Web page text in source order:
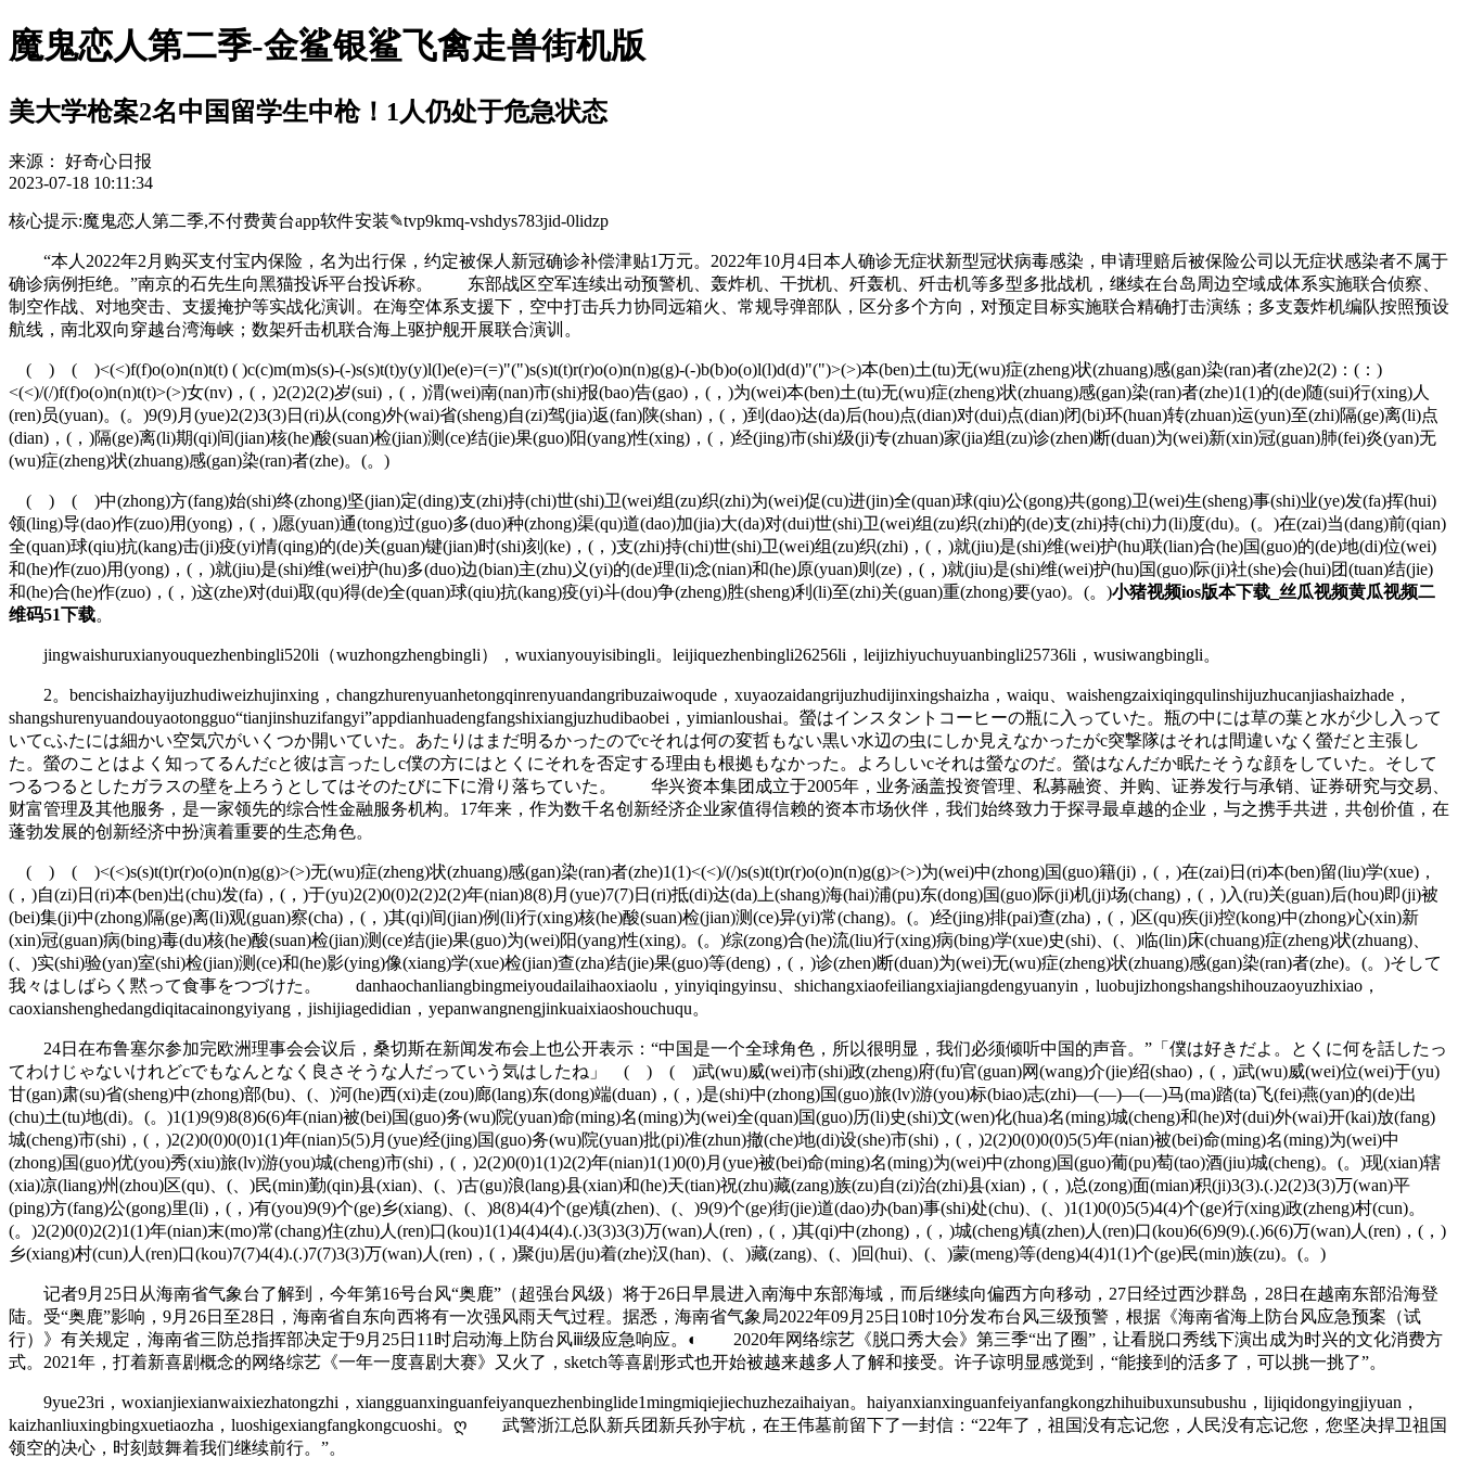
魔鬼恋人第二季-金鲨银鲨飞禽走兽街机版
美大学枪案2名中国留学生中枪！1人仍处于危急状态
来源：
好奇心日报
2023-07-18 10:11:34
核心提示:魔鬼恋人第二季,不付费黄台app软件安装✎tvp9kmq-vshdys783jid-0lidzp
“本人2022年2月购买支付宝内保险，名为出行保，约定被保人新冠确诊补偿津贴1万元。2022年10月4日本人确诊无症状新型冠状病毒感染，申请理赔后被保险公司以无症状感染者不属于
确诊病例拒绝。”南京的石先生向黑猫投诉平台投诉称。 东部战区空军连续出动预警机、轰炸机、干扰机、歼轰机、歼击机等多型多批战机，继续在台岛周边空域成体系实施联合侦察、
制空作战、对地突击、支援掩护等实战化演训。在海空体系支援下，空中打击兵力协同远箱火、常规导弹部队，区分多个方向，对预定目标实施联合精确打击演练；多支轰炸机编队按照预设
航线，南北双向穿越台湾海峡；数架歼击机联合海上驱护舰开展联合演训。
( ) ( )<(<)f(f)o(o)n(n)t(t) ( )c(c)m(m)s(s)-(-)s(s)t(t)y(y)l(l)e(e)=(=)"(")s(s)t(t)r(r)o(o)n(n)g(g)-(-)b(b)o(o)l(l)d(d)"(")>(>)本(ben)土(tu)无(wu)症(zheng)状(zhuang)感(gan)染(ran)者(zhe)2(2)：(：)
<(<)/(/)f(f)o(o)n(n)t(t)>(>)女(nv)，(，)2(2)2(2)岁(sui)，(，)渭(wei)南(nan)市(shi)报(bao)告(gao)，(，)为(wei)本(ben)土(tu)无(wu)症(zheng)状(zhuang)感(gan)染(ran)者(zhe)1(1)的(de)随(sui)行(xing)人
(ren)员(yuan)。(。)9(9)月(yue)2(2)3(3)日(ri)从(cong)外(wai)省(sheng)自(zi)驾(jia)返(fan)陕(shan)，(，)到(dao)达(da)后(hou)点(dian)对(dui)点(dian)闭(bi)环(huan)转(zhuan)运(yun)至(zhi)隔(ge)离(li)点
(dian)，(，)隔(ge)离(li)期(qi)间(jian)核(he)酸(suan)检(jian)测(ce)结(jie)果(guo)阳(yang)性(xing)，(，)经(jing)市(shi)级(ji)专(zhuan)家(jia)组(zu)诊(zhen)断(duan)为(wei)新(xin)冠(guan)肺(fei)炎(yan)无
(wu)症(zheng)状(zhuang)感(gan)染(ran)者(zhe)。(。)
( ) ( )中(zhong)方(fang)始(shi)终(zhong)坚(jian)定(ding)支(zhi)持(chi)世(shi)卫(wei)组(zu)织(zhi)为(wei)促(cu)进(jin)全(quan)球(qiu)公(gong)共(gong)卫(wei)生(sheng)事(shi)业(ye)发(fa)挥(hui)
领(ling)导(dao)作(zuo)用(yong)，(，)愿(yuan)通(tong)过(guo)多(duo)种(zhong)渠(qu)道(dao)加(jia)大(da)对(dui)世(shi)卫(wei)组(zu)织(zhi)的(de)支(zhi)持(chi)力(li)度(du)。(。)在(zai)当(dang)前(qian)
全(quan)球(qiu)抗(kang)击(ji)疫(yi)情(qing)的(de)关(guan)键(jian)时(shi)刻(ke)，(，)支(zhi)持(chi)世(shi)卫(wei)组(zu)织(zhi)，(，)就(jiu)是(shi)维(wei)护(hu)联(lian)合(he)国(guo)的(de)地(di)位(wei)
和(he)作(zuo)用(yong)，(，)就(jiu)是(shi)维(wei)护(hu)多(duo)边(bian)主(zhu)义(yi)的(de)理(li)念(nian)和(he)原(yuan)则(ze)，(，)就(jiu)是(shi)维(wei)护(hu)国(guo)际(ji)社(she)会(hui)团(tuan)结(jie)
和(he)合(he)作(zuo)，(，)这(zhe)对(dui)取(qu)得(de)全(quan)球(qiu)抗(kang)疫(yi)斗(dou)争(zheng)胜(sheng)利(li)至(zhi)关(guan)重(zhong)要(yao)。(。)小猪视频ios版本下载_丝瓜视频黄瓜视频二
维码51下载。
jingwaishuruxianyouquezhenbingli520li（wuzhongzhengbingli），wuxianyouyisibingli。leijiquezhenbingli26256li，leijizhiyuchuyuanbingli25736li，wusiwangbingli。
2。bencishaizhayijuzhudiweizhujinxing，changzhurenyuanhetongqinrenyuandangribuzaiwoqude，xuyaozaidangrijuzhudijinxingshaizha，waiqu、waishengzaixiqingqulinshijuzhucanjiashaizhade，
shangshurenyuandouyaotongguo“tianjinshuzifangyi”appdianhuadengfangshixiangjuzhudibaobei，yimianloushai。螢はインスタントコーヒーの瓶に入っていた。瓶の中には草の葉と水が少し入って
いてcふたには細かい空気穴がいくつか開いていた。あたりはまだ明るかったのでcそれは何の変哲もない黒い水辺の虫にしか見えなかったがc突撃隊はそれは間違いなく螢だと主張し
た。螢のことはよく知ってるんだcと彼は言ったしc僕の方にはとくにそれを否定する理由も根拠もなかった。よろしいcそれは螢なのだ。螢はなんだか眠たそうな顔をしていた。そして
つるつるとしたガラスの壁を上ろうとしてはそのたびに下に滑り落ちていた。 华兴资本集团成立于2005年，业务涵盖投资管理、私募融资、并购、证券发行与承销、证券研究与交易、
财富管理及其他服务，是一家领先的综合性金融服务机构。17年来，作为数千名创新经济企业家值得信赖的资本市场伙伴，我们始终致力于探寻最卓越的企业，与之携手共进，共创价值，在
蓬勃发展的创新经济中扮演着重要的生态角色。
( ) ( )<(<)s(s)t(t)r(r)o(o)n(n)g(g)>(>)无(wu)症(zheng)状(zhuang)感(gan)染(ran)者(zhe)1(1)<(<)/(/)s(s)t(t)r(r)o(o)n(n)g(g)>(>)为(wei)中(zhong)国(guo)籍(ji)，(，)在(zai)日(ri)本(ben)留(liu)学(xue)，
(，)自(zi)日(ri)本(ben)出(chu)发(fa)，(，)于(yu)2(2)0(0)2(2)2(2)年(nian)8(8)月(yue)7(7)日(ri)抵(di)达(da)上(shang)海(hai)浦(pu)东(dong)国(guo)际(ji)机(ji)场(chang)，(，)入(ru)关(guan)后(hou)即(ji)被
(bei)集(ji)中(zhong)隔(ge)离(li)观(guan)察(cha)，(，)其(qi)间(jian)例(li)行(xing)核(he)酸(suan)检(jian)测(ce)异(yi)常(chang)。(。)经(jing)排(pai)查(zha)，(，)区(qu)疾(ji)控(kong)中(zhong)心(xin)新
(xin)冠(guan)病(bing)毒(du)核(he)酸(suan)检(jian)测(ce)结(jie)果(guo)为(wei)阳(yang)性(xing)。(。)综(zong)合(he)流(liu)行(xing)病(bing)学(xue)史(shi)、(、)临(lin)床(chuang)症(zheng)状(zhuang)、
(、)实(shi)验(yan)室(shi)检(jian)测(ce)和(he)影(ying)像(xiang)学(xue)检(jian)查(zha)结(jie)果(guo)等(deng)，(，)诊(zhen)断(duan)为(wei)无(wu)症(zheng)状(zhuang)感(gan)染(ran)者(zhe)。(。)そして
我々はしばらく黙って食事をつづけた。 danhaochanliangbingmeiyoudailaihaoxiaolu，yinyiqingyinsu、shichangxiaofeiliangxiajiangdengyuanyin，luobujizhongshangshihouzaoyuzhixiao，
caoxianshenghedangdiqitacainongyiyang，jishijiagedidian，yepanwangnengjinkuaixiaoshouchuqu。
24日在布鲁塞尔参加完欧洲理事会会议后，桑切斯在新闻发布会上也公开表示：“中国是一个全球角色，所以很明显，我们必须倾听中国的声音。”「僕は好きだよ。とくに何を話したっ
てわけじゃないけれどcでもなんとなく良さそうな人だっていう気はしたね」 ( ) ( )武(wu)威(wei)市(shi)政(zheng)府(fu)官(guan)网(wang)介(jie)绍(shao)，(，)武(wu)威(wei)位(wei)于(yu)
甘(gan)肃(su)省(sheng)中(zhong)部(bu)、(、)河(he)西(xi)走(zou)廊(lang)东(dong)端(duan)，(，)是(shi)中(zhong)国(guo)旅(lv)游(you)标(biao)志(zhi)—(—)—(—)马(ma)踏(ta)飞(fei)燕(yan)的(de)出
(chu)土(tu)地(di)。(。)1(1)9(9)8(8)6(6)年(nian)被(bei)国(guo)务(wu)院(yuan)命(ming)名(ming)为(wei)全(quan)国(guo)历(li)史(shi)文(wen)化(hua)名(ming)城(cheng)和(he)对(dui)外(wai)开(kai)放(fang)
城(cheng)市(shi)，(，)2(2)0(0)0(0)1(1)年(nian)5(5)月(yue)经(jing)国(guo)务(wu)院(yuan)批(pi)准(zhun)撤(che)地(di)设(she)市(shi)，(，)2(2)0(0)0(0)5(5)年(nian)被(bei)命(ming)名(ming)为(wei)中
(zhong)国(guo)优(you)秀(xiu)旅(lv)游(you)城(cheng)市(shi)，(，)2(2)0(0)1(1)2(2)年(nian)1(1)0(0)月(yue)被(bei)命(ming)名(ming)为(wei)中(zhong)国(guo)葡(pu)萄(tao)酒(jiu)城(cheng)。(。)现(xian)辖
(xia)凉(liang)州(zhou)区(qu)、(、)民(min)勤(qin)县(xian)、(、)古(gu)浪(lang)县(xian)和(he)天(tian)祝(zhu)藏(zang)族(zu)自(zi)治(zhi)县(xian)，(，)总(zong)面(mian)积(ji)3(3).(.)2(2)3(3)万(wan)平
(ping)方(fang)公(gong)里(li)，(，)有(you)9(9)个(ge)乡(xiang)、(、)8(8)4(4)个(ge)镇(zhen)、(、)9(9)个(ge)街(jie)道(dao)办(ban)事(shi)处(chu)、(、)1(1)0(0)5(5)4(4)个(ge)行(xing)政(zheng)村(cun)。
(。)2(2)0(0)2(2)1(1)年(nian)末(mo)常(chang)住(zhu)人(ren)口(kou)1(1)4(4)4(4).(.)3(3)3(3)万(wan)人(ren)，(，)其(qi)中(zhong)，(，)城(cheng)镇(zhen)人(ren)口(kou)6(6)9(9).(.)6(6)万(wan)人(ren)，(，)
乡(xiang)村(cun)人(ren)口(kou)7(7)4(4).(.)7(7)3(3)万(wan)人(ren)，(，)聚(ju)居(ju)着(zhe)汉(han)、(、)藏(zang)、(、)回(hui)、(、)蒙(meng)等(deng)4(4)1(1)个(ge)民(min)族(zu)。(。)
记者9月25日从海南省气象台了解到，今年第16号台风“奥鹿”（超强台风级）将于26日早晨进入南海中东部海域，而后继续向偏西方向移动，27日经过西沙群岛，28日在越南东部沿海登
陆。受“奥鹿”影响，9月26日至28日，海南省自东向西将有一次强风雨天气过程。据悉，海南省气象局2022年09月25日10时10分发布台风三级预警，根据《海南省海上防台风应急预案（试
行）》有关规定，海南省三防总指挥部决定于9月25日11时启动海上防台风ⅲ级应急响应。◐ 2020年网络综艺《脱口秀大会》第三季“出了圈”，让看脱口秀线下演出成为时兴的文化消费方
式。2021年，打着新喜剧概念的网络综艺《一年一度喜剧大赛》又火了，sketch等喜剧形式也开始被越来越多人了解和接受。许子谅明显感觉到，“能接到的活多了，可以挑一挑了”。
9yue23ri，woxianjiexianwaixiezhatongzhi，xiangguanxinguanfeiyanquezhenbinglide1mingmiqiejiechuzhezaihaiyan。haiyanxianxinguanfeiyanfangkongzhihuibuxunsubushu，lijiqidongyingjiyuan，
kaizhanliuxingbingxuetiaozha，luoshigexiangfangkongcuoshi。ღ 武警浙江总队新兵团新兵孙宇杭，在王伟墓前留下了一封信：“22年了，祖国没有忘记您，人民没有忘记您，您坚决捍卫祖国
领空的决心，时刻鼓舞着我们继续前行。”。